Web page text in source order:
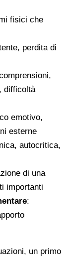
fisici che
perdita di
difficoltà
emotivo,
esterne
autocritica,
di una
importanti
:
un primo